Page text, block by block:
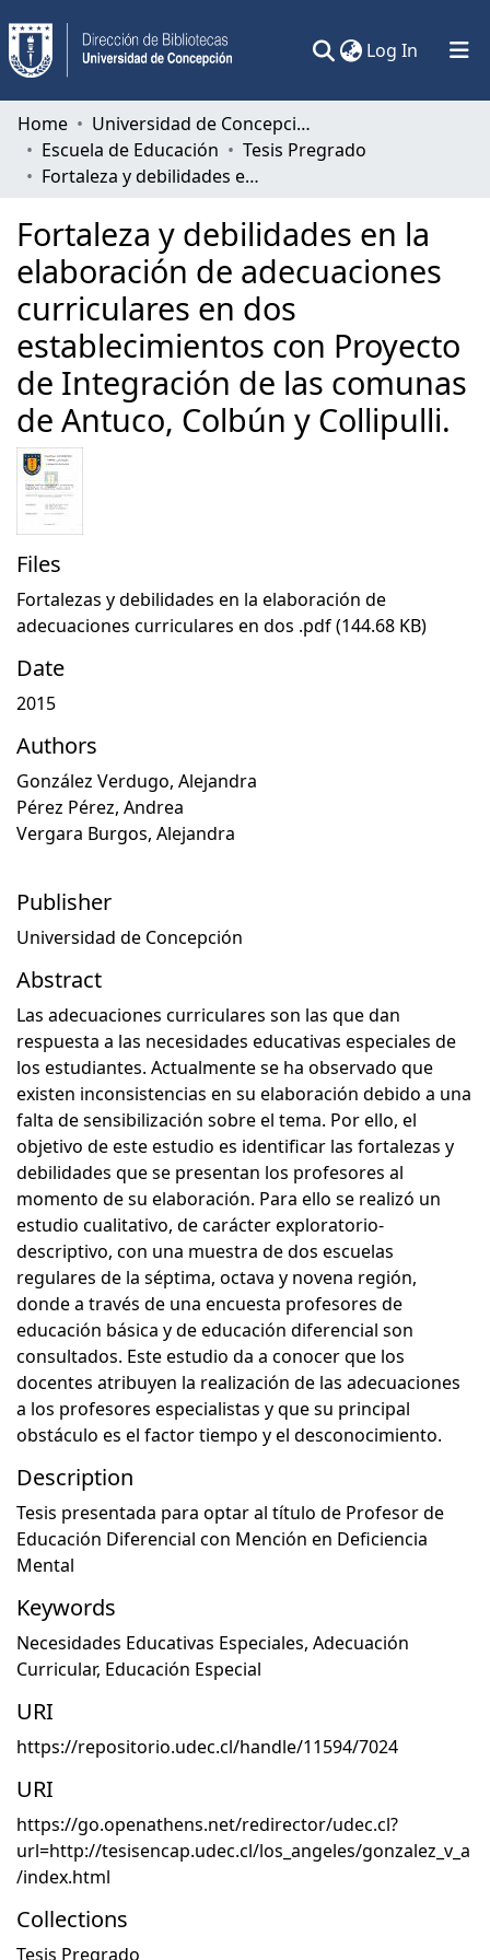
Log In (current)
Communities & Collections
All of DSpace
Home
Universidad de Concepción
Escuela de Educación
Tesis Pregrado
Fortaleza y debilidades en la elaboración de adecuaciones curriculares en dos establecimientos con Proyecto de Integración de las comunas de Antuco, Colbún y Collipulli.
Fortaleza y debilidades en la
elaboración de adecuaciones
curriculares en dos
establecimientos con Proyecto
de Integración de las comunas
de Antuco, Colbún y Collipulli.
Files
Fortalezas y debilidades en la elaboración de
adecuaciones curriculares en dos .pdf(144.68 KB)
Date
2015
Authors
González Verdugo, Alejandra
Pérez Pérez, Andrea
Vergara Burgos, Alejandra
Publisher
Universidad de Concepción
Abstract
Las adecuaciones curriculares son las que dan
respuesta a las necesidades educativas especiales de
los estudiantes. Actualmente se ha observado que
existen inconsistencias en su elaboración debido a una
falta de sensibilización sobre el tema. Por ello, el
objetivo de este estudio es identificar las fortalezas y
debilidades que se presentan los profesores al
momento de su elaboración. Para ello se realizó un
estudio cualitativo, de carácter exploratorio-
descriptivo, con una muestra de dos escuelas
regulares de la séptima, octava y novena región,
donde a través de una encuesta profesores de
educación básica y de educación diferencial son
consultados. Este estudio da a conocer que los
docentes atribuyen la realización de las adecuaciones
a los profesores especialistas y que su principal
obstáculo es el factor tiempo y el desconocimiento.
Description
Tesis presentada para optar al título de Profesor de
Educación Diferencial con Mención en Deficiencia
Mental
Keywords
Necesidades Educativas Especiales, Adecuación
Curricular, Educación Especial
URI
https://repositorio.udec.cl/handle/11594/7024
URI
https://go.openathens.net/redirector/udec.cl?
url=http://tesisencap.udec.cl/los_angeles/gonzalez_v_a
/index.html
Collections
Tesis Pregrado